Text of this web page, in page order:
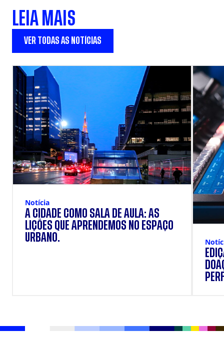
LEIA MAIS
VER TODAS AS NOTÍCIAS
Notícia
A CIDADE COMO SALA DE AULA: AS
LIÇÕES QUE APRENDEMOS NO ESPAÇO
URBANO.